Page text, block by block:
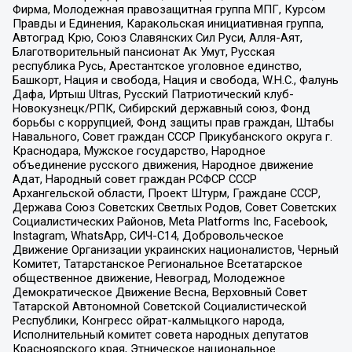
Фирма, Молодежная правозащитная группа МПГ, Курсом
Правды и Единения, Каракольская инициативная группа,
Автоград Крю, Союз Славянских Сил Руси, Алля-Аят,
Благотворительный пансионат Ак Умут, Русская
республика Русь, Арестантское уголовное единство,
Башкорт, Нация и свобода, Нация и свобода, W.H.С., Фалунь
Дафа, Иртыш Ultras, Русский Патриотический клуб-
Новокузнецк/РПК, Сибирский державный союз, Фонд
борьбы с коррупцией, Фонд защиты прав граждан, Штабы
Навального, Совет граждан СССР Прикубанского округа г.
Краснодара, Мужское государство, Народное
объединение русского движения, Народное движение
Адат, Народный совет граждан РСФСР СССР
Архангельской области, Проект Штурм, Граждане СССР,
Держава Союз Советских Светлых Родов, Совет Советских
Социалистических Районов, Meta Platforms Inc, Facebook,
Instagram, WhatsApp, СИЧ-С14, Добровольческое
Движение Организации украинских националистов, Черный
Комитет, Татарстанское Региональное Всетатарское
общественное движение, Невоград, Молодежное
Демократическое Движение Весна, Верховный Совет
Татарской Автономной Советской Социалистической
Республики, Конгресс ойрат-калмыцкого народа,
Исполнительный комитет совета народных депутатов
Красноярского края, Этническое национальное